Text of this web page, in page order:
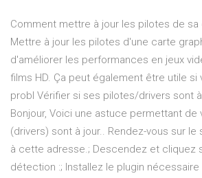
Comment mettre à jour les pilotes de sa
Mettre à jour les pilotes d'une carte
d'améliorer les performances en jeux
films HD. Ça peut également être utile
probl Vérifier si ses pilotes/drivers sont
Bonjour, Voici une astuce permettant de
(drivers) sont à jour.. Rendez-vous sur le
à cette adresse.; Descendez et cliquez
détection :; Installez le plugin